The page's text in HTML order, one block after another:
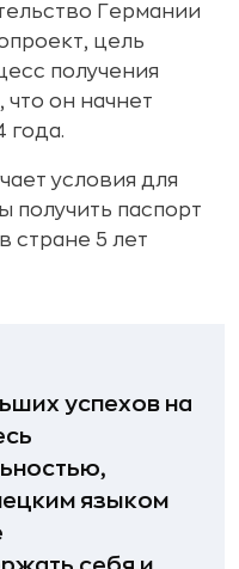
Германии
цель
получения
что он начнет
года.
условия для
получить паспорт
стране 5 лет
успехов на
языком